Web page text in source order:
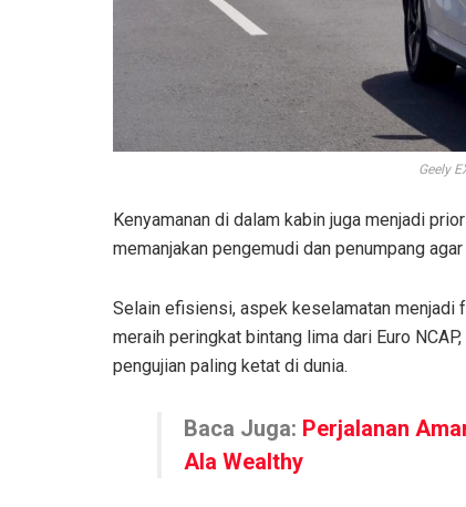
Geely
Kenyamanan di dalam kabin juga menjadi
memanjakan pengemudi dan penumpang
Selain efisiensi, aspek keselamatan menjadi
meraih peringkat bintang lima dari Euro
pengujian paling ketat di dunia.
Baca Juga: Perjalanan
Ala Wealthy